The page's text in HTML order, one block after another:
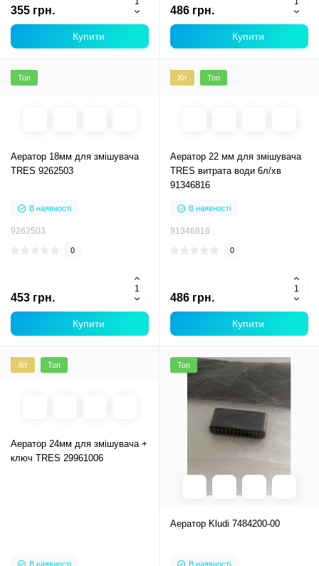
355 грн.
Купити
486 грн.
Купити
Топ
Аератор 18мм для змішувача
TRES 9262503
В наявності
9262503
0
453 грн.
Купити
Хіт Топ
Аератор 22 мм для змішувача
TRES витрата води 6л/хв
91346816
В наявності
91346816
0
486 грн.
Купити
Хіт Топ
Аератор 24мм для змішувача +
ключ TRES 29961006
В наявності
Топ
Аератор Kludi 7484200-00
В наявності